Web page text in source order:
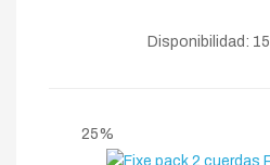
Disponibilidad:
25%